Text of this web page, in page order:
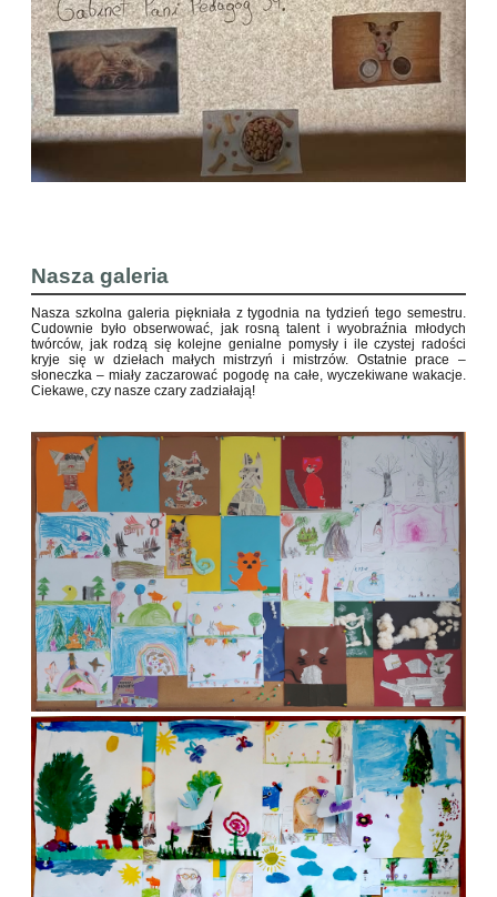
Nasza galeria
Nasza szkolna galeria piękniała z tygodnia na tydzień tego semestru.
Cudownie było obserwować, jak rosną talent i wyobraźnia młodych
twórców, jak rodzą się kolejne genialne pomysły i ile czystej radości
kryje się w dziełach małych mistrzyń i mistrzów. Ostatnie prace –
słoneczka – miały zaczarować pogodę na całe, wyczekiwane wakacje.
Ciekawe, czy nasze czary zadziałają!